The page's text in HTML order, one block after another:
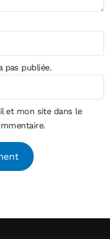
pas publiée.
et mon site dans le